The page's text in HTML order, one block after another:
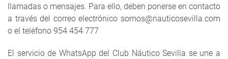
llamadas o mensajes. Para ello, deben ponerse en contacto
a través del correo electrónico somos@nauticosevilla.com
o el teléfono 954 454 777
El servicio de WhatsApp del Club Náutico Sevilla se une a